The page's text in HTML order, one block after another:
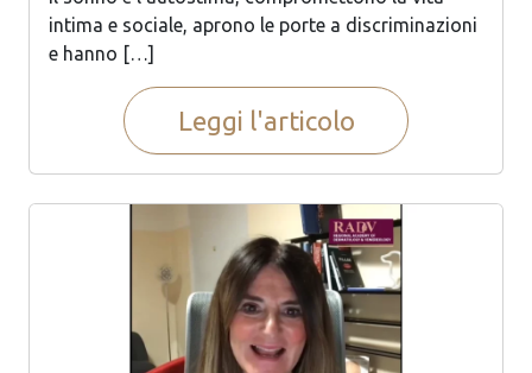
intima e sociale, aprono le porte a discriminazioni
e hanno […]
Leggi l'articolo